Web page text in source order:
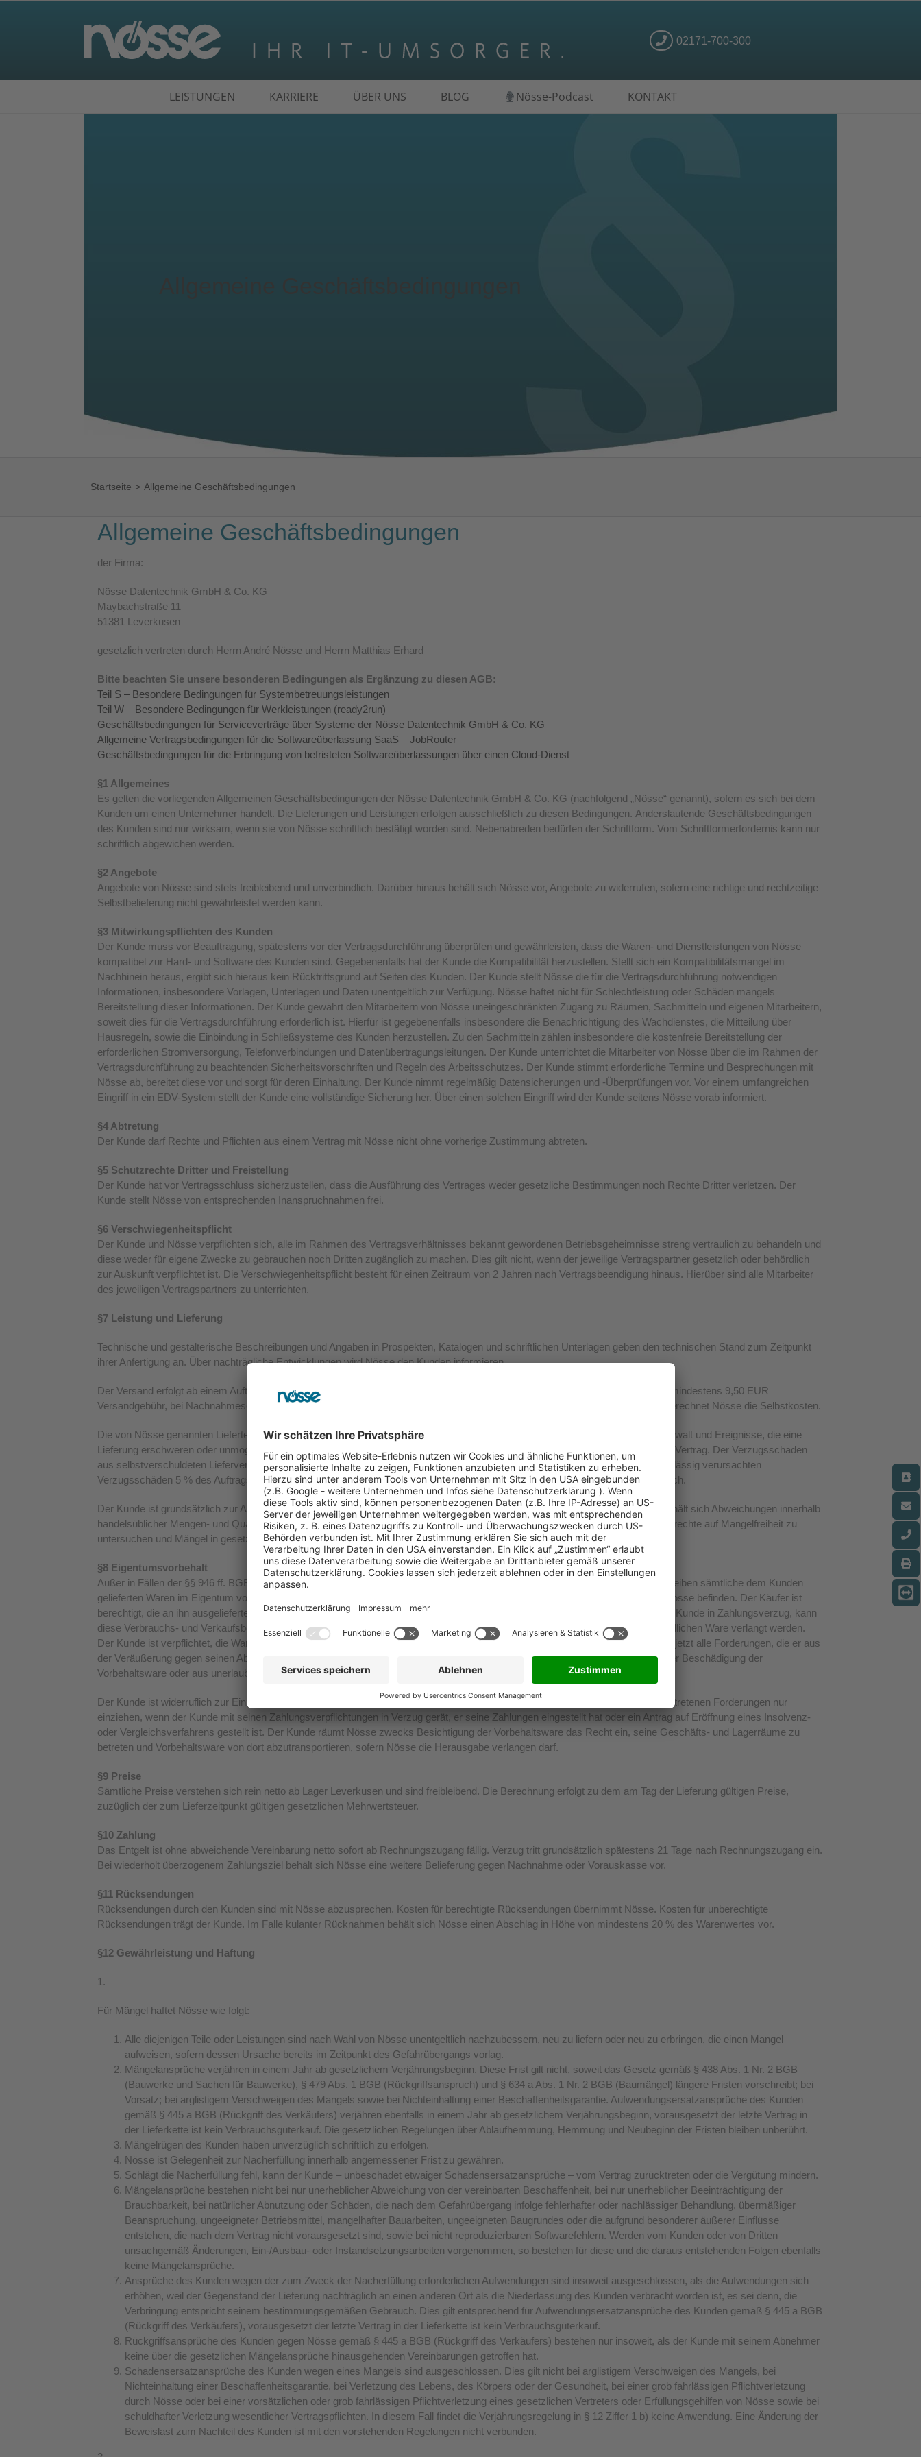
02171-700-300
nach:LEISTUNGEN KARRIERE ÜBER UNS BLOG Nösse-Podcast KONTAKT
Startseite Allgemeine Geschäftsbedingungen
Allgemeine Geschäftsbedingungen
der Firma:
Nösse Datentechnik GmbH & Co. KG
Maybachstraße 11
51381 Leverkusen
gesetzlich vertreten durch Herrn André Nösse und Herrn Matthias Erhard
Bitte beachten Sie unsere besonderen Bedingungen als Ergänzung zu diesen AGB:
Teil S – Besondere Bedingungen für Systembetreuungsleistungen
Teil W – Besondere Bedingungen für Werkleistungen (ready2run)
Geschäftsbedingungen für Serviceverträge über Systeme der Nösse Datentechnik GmbH & Co. KG
Allgemeine Vertragsbedingungen für die Softwareüberlassung SaaS – JobRouter
Geschäftsbedingungen für die Erbringung von befristeten Softwareüberlassungen über einen Cloud-Dienst
§1 Allgemeines
Es gelten die vorliegenden Allgemeinen Geschäftsbedingungen der Nösse Datentechnik GmbH & Co. KG (nachfolgend „Nösse“ genannt), sofern es sich bei dem
Kunden um einen Unternehmer handelt. Die Lieferungen und Leistungen erfolgen ausschließlich zu diesen Bedingungen. Anderslautende Geschäftsbedingungen
des Kunden sind nur wirksam, wenn sie von Nösse schriftlich bestätigt worden sind. Nebenabreden bedürfen der Schriftform. Vom Schriftformerfordernis kann nur
schriftlich abgewichen werden.
§2 Angebote
Angebote von Nösse sind stets freibleibend und unverbindlich. Darüber hinaus behält sich Nösse vor, Angebote zu widerrufen, sofern eine richtige und rechtzeitige
Selbstbelieferung nicht gewährleistet werden kann.
§3 Mitwirkungspflichten des Kunden
Der Kunde muss vor Beauftragung, spätestens vor der Vertragsdurchführung überprüfen und gewährleisten, dass die Waren- und Dienstleistungen von Nösse
kompatibel zur Hard- und Software des Kunden sind. Gegebenenfalls hat der Kunde die Kompatibilität herzustellen. Stellt sich ein Kompatibilitätsmangel im
Nachhinein heraus, ergibt sich hieraus kein Rücktrittsgrund auf Seiten des Kunden. Der Kunde stellt Nösse die für die Vertragsdurchführung notwendigen
Informationen, insbesondere Vorlagen, Unterlagen und Daten unentgeltlich zur Verfügung. Nösse haftet nicht für Schlechtleistung oder Schäden mangels
Bereitstellung dieser Informationen. Der Kunde gewährt den Mitarbeitern von Nösse uneingeschränkten Zugang zu Räumen, Sachmitteln und eigenen Mitarbeitern,
soweit dies für die Vertragsdurchführung erforderlich ist. Hierfür ist gegebenenfalls insbesondere die Benachrichtigung des Wachdienstes, die Mitteilung über
Hausregeln, sowie die Einbindung in Schließsysteme des Kunden herzustellen. Zu den Sachmitteln zählen insbesondere die kostenfreie Bereitstellung der
erforderlichen Stromversorgung, Telefonverbindungen und Datenübertragungsleitungen. Der Kunde unterrichtet die Mitarbeiter von Nösse über die im Rahmen der
Vertragsdurchführung zu beachtenden Sicherheitsvorschriften und Regeln des Arbeitsschutzes. Der Kunde stimmt erforderliche Termine und Besprechungen mit
Nösse ab, bereitet diese vor und sorgt für deren Einhaltung. Der Kunde nimmt regelmäßig Datensicherungen und -Überprüfungen vor. Vor einem umfangreichen
Eingriff in ein EDV-System stellt der Kunde eine vollständige Sicherung her. Über einen solchen Eingriff wird der Kunde seitens Nösse vorab informiert.
§4 Abtretung
Der Kunde darf Rechte und Pflichten aus einem Vertrag mit Nösse nicht ohne vorherige Zustimmung abtreten.
§5 Schutzrechte Dritter und Freistellung
Der Kunde hat vor Vertragsschluss sicherzustellen, dass die Ausführung des Vertrages weder gesetzliche Bestimmungen noch Rechte Dritter verletzen. Der
Kunde stellt Nösse von entsprechenden Inanspruchnahmen frei.
§6 Verschwiegenheitspflicht
Der Kunde und Nösse verpflichten sich, alle im Rahmen des Vertragsverhältnisses bekannt gewordenen Betriebsgeheimnisse streng vertraulich zu behandeln und
diese weder für eigene Zwecke zu gebrauchen noch Dritten zugänglich zu machen. Dies gilt nicht, wenn der jeweilige Vertragspartner gesetzlich oder behördlich
zur Auskunft verpflichtet ist. Die Verschwiegenheitspflicht besteht für einen Zeitraum von 2 Jahren nach Vertragsbeendigung hinaus. Hierüber sind alle Mitarbeiter
des jeweiligen Vertragspartners zu unterrichten.
§7 Leistung und Lieferung
Technische und gestalterische Beschreibungen und Angaben in Prospekten, Katalogen und schriftlichen Unterlagen geben den technischen Stand zum Zeitpunkt
ihrer Anfertigung an. Über nachträgliche Entwicklungen wird Nösse den Kunden informieren.
Der Versand erfolgt ab einem Auftragswert in Höhe von 350,00 EUR frei Haus. Liegt der Auftragswert darunter, berechnet Nösse mindestens 9,50 EUR
Versandgebühr, bei Nachnahmesendungen weitere 7,00 EUR je Lieferung. Bei Palettensendungen und Lieferungen ins Ausland berechnet Nösse die Selbstkosten.
Die von Nösse genannten Liefertermine hängen von der richtigen und rechtzeitigen Selbstbelieferung ab. Insbesondere höhere Gewalt und Ereignisse, die eine
Lieferung erschweren oder unmöglich machen, berechtigen Nösse zu einer angemessenen Verzögerung oder zum Rücktritt vom Vertrag. Der Verzugsschaden
aus selbstverschuldeten Lieferverzögerungen ist auf vertragstypische, vorhersehbare Schäden begrenzt. Er beträgt bei leicht fahrlässig verursachten
Verzugsschäden 5 % des Auftragswertes, es sei denn, der Kunde weist einen höheren bzw. Nösse einen niedrigeren Schaden nach.
Der Kunde ist grundsätzlich zur Abnahme von Teillieferungen verpflichtet. Das anteilige Entgelt wird entsprechend fällig. Nösse behält sich Abweichungen innerhalb
handelsüblicher Mengen- und Qualitätstoleranzen vor. Es obliegt dem Kunden, die Lieferung zur Wahrung seiner Gewährleistungsrechte auf Mangelfreiheit zu
untersuchen und Mängel in gesetzlicher Frist zu rügen.
§8 Eigentumsvorbehalt
Außer in Fällen der §§ 946 ff. BGB gilt der nachfolgende Eigentumsvorbehalt: Bis zur vollständigen Zahlung der Gesamtsumme bleiben sämtliche dem Kunden
gelieferten Waren im Eigentum von Nösse. Der Kunde übernimmt die volle Haftung für solche Waren, die sich im Eigentum von Nösse befinden. Der Käufer ist
berechtigt, die an ihn ausgelieferten Produkte selbst zu verbrauchen oder im ordentlichen Geschäftsgang zu verkaufen. Gerät der Kunde in Zahlungsverzug, kann
diese Verbrauchs- und Verkaufsbefugnis seitens Nösse jedoch widerrufen und die Herausgabe der im Eigentum von Nösse befindlichen Ware verlangt werden.
Der Kunde ist verpflichtet, die Ware zum Wiederbeschaffungswert gegen typische Gefahren zu versichern. Der Kunde tritt bereits jetzt alle Forderungen, die er aus
der Veräußerung gegen seinen Abnehmer oder Dritte erwirbt, und Ansprüche aus Versicherungsleistungen wegen Untergangs oder Beschädigung der
Vorbehaltsware oder aus unerlaubter Handlung an Nösse sicherungshalber in voller Höhe ab. Nösse nimmt die Abtretung an.
Der Kunde ist widerruflich zur Einziehung dieser Forderungen ermächtigt. Nösse wird den Widerruf nur aussprechen und die abgetretenen Forderungen nur
einziehen, wenn der Kunde mit seinen Zahlungsverpflichtungen in Verzug gerät, er seine Zahlungen eingestellt hat oder ein Antrag auf Eröffnung eines Insolvenz-
oder Vergleichsverfahrens gestellt ist. Der Kunde räumt Nösse zwecks Besichtigung der Vorbehaltsware das Recht ein, seine Geschäfts- und Lagerräume zu
betreten und Vorbehaltsware von dort abzutransportieren, sofern Nösse die Herausgabe verlangen darf.
§9 Preise
Sämtliche Preise verstehen sich rein netto ab Lager Leverkusen und sind freibleibend. Die Berechnung erfolgt zu dem am Tag der Lieferung gültigen Preise,
zuzüglich der zum Lieferzeitpunkt gültigen gesetzlichen Mehrwertsteuer.
§10 Zahlung
Das Entgelt ist ohne abweichende Vereinbarung netto sofort ab Rechnungszugang fällig. Verzug tritt grundsätzlich spätestens 21 Tage nach Rechnungszugang ein.
Bei wiederholt überzogenem Zahlungsziel behält sich Nösse eine weitere Belieferung gegen Nachnahme oder Vorauskasse vor.
§11 Rücksendungen
Rücksendungen durch den Kunden sind mit Nösse abzusprechen. Kosten für berechtigte Rücksendungen übernimmt Nösse. Kosten für unberechtigte
Rücksendungen trägt der Kunde. Im Falle kulanter Rücknahmen behält sich Nösse einen Abschlag in Höhe von mindestens 20 % des Warenwertes vor.
§12 Gewährleistung und Haftung
1.
Für Mängel haftet Nösse wie folgt:
Alle diejenigen Teile oder Leistungen sind nach Wahl von Nösse unentgeltlich nachzubessern, neu zu liefern oder neu zu erbringen, die einen Mangel
aufweisen, sofern dessen Ursache bereits im Zeitpunkt des Gefahrübergangs vorlag.
Mängelansprüche verjähren in einem Jahr ab gesetzlichem Verjährungsbeginn. Diese Frist gilt nicht, soweit das Gesetz gemäß § 438 Abs. 1 Nr. 2 BGB
(Bauwerke und Sachen für Bauwerke), § 479 Abs. 1 BGB (Rückgriffsanspruch) und § 634 a Abs. 1 Nr. 2 BGB (Baumängel) längere Fristen vorschreibt; bei
Vorsatz; bei arglistigem Verschweigen des Mangels sowie bei Nichteinhaltung einer Beschaffenheitsgarantie. Aufwendungsersatzansprüche des Kunden
gemäß § 445 a BGB (Rückgriff des Verkäufers) verjähren ebenfalls in einem Jahr ab gesetzlichem Verjährungsbeginn, vorausgesetzt der letzte Vertrag in
der Lieferkette ist kein Verbrauchsgüterkauf. Die gesetzlichen Regelungen über Ablaufhemmung, Hemmung und Neubeginn der Fristen bleiben unberührt.
Mängelrügen des Kunden haben unverzüglich schriftlich zu erfolgen.
Nösse ist Gelegenheit zur Nacherfüllung innerhalb angemessener Frist zu gewähren.
Schlägt die Nacherfüllung fehl, kann der Kunde – unbeschadet etwaiger Schadensersatzansprüche – vom Vertrag zurücktreten oder die Vergütung mindern.
Mängelansprüche bestehen nicht bei nur unerheblicher Abweichung von der vereinbarten Beschaffenheit, bei nur unerheblicher Beeinträchtigung der
Brauchbarkeit, bei natürlicher Abnutzung oder Schäden, die nach dem Gefahrübergang infolge fehlerhafter oder nachlässiger Behandlung, übermäßiger
Beanspruchung, ungeeigneter Betriebsmittel, mangelhafter Bauarbeiten, ungeeigneten Baugrundes oder die aufgrund besonderer äußerer Einflüsse
entstehen, die nach dem Vertrag nicht vorausgesetzt sind, sowie bei nicht reproduzierbaren Softwarefehlern. Werden vom Kunden oder von Dritten
unsachgemäß Änderungen, Ein-/Ausbau- oder Instandsetzungsarbeiten vorgenommen, so bestehen für diese und die daraus entstehenden Folgen ebenfalls
keine Mängelansprüche.
Ansprüche des Kunden wegen der zum Zweck der Nacherfüllung erforderlichen Aufwendungen sind insoweit ausgeschlossen, als die Aufwendungen sich
erhöhen, weil der Gegenstand der Lieferung nachträglich an einen anderen Ort als die Niederlassung des Kunden verbracht worden ist, es sei denn, die
Verbringung entspricht seinem bestimmungsgemäßen Gebrauch. Dies gilt entsprechend für Aufwendungsersatzansprüche des Kunden gemäß § 445 a BGB
(Rückgriff des Verkäufers), vorausgesetzt der letzte Vertrag in der Lieferkette ist kein Verbrauchsgüterkauf.
Rückgriffsansprüche des Kunden gegen Nösse gemäß § 445 a BGB (Rückgriff des Verkäufers) bestehen nur insoweit, als der Kunde mit seinem Abnehmer
keine über die gesetzlichen Mängelansprüche hinausgehenden Vereinbarungen getroffen hat.
Schadensersatzansprüche des Kunden wegen eines Mangels sind ausgeschlossen. Dies gilt nicht bei arglistigem Verschweigen des Mangels, bei
Nichteinhaltung einer Beschaffenheitsgarantie, bei Verletzung des Lebens, des Körpers oder der Gesundheit, bei einer grob fahrlässigen Pflichtverletzung
durch Nösse oder bei einer vorsätzlichen oder grob fahrlässigen Pflichtverletzung eines gesetzlichen Vertreters oder Erfüllungsgehilfen von Nösse sowie bei
schuldhafter Verletzung wesentlicher Vertragspflichten. In diesem Fall findet die Verjährungsregelung in § 12 Ziffer 1 b) keine Anwendung. Eine Änderung der
Beweislast zum Nachteil des Kunden ist mit den vorstehenden Regelungen nicht verbunden.